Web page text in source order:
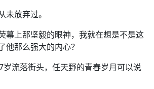
未放弃过。
幕上那坚毅的眼神，我就在想是不是这
他那么强大的内心？
岁流落街头，任天野的青春岁月可以说